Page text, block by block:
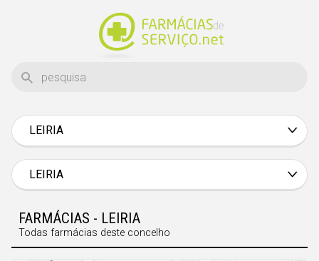
LEIRIA
Braga
Bragança
LEIRIA
FARMÁCIAS - LEIRIA
Todas farmácias deste concelho